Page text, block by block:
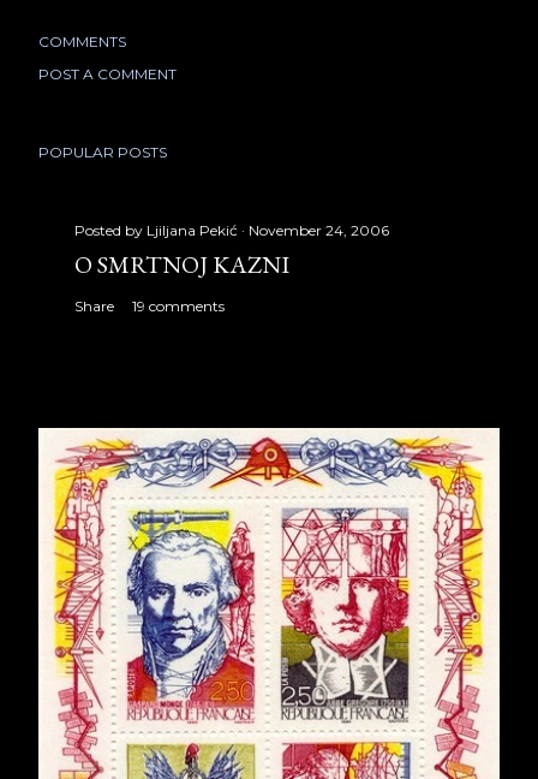
COMMENTS
POST A COMMENT
POPULAR POSTS
Posted by Ljiljana Pekić November 24, 2006
O SMRTNOJ KAZNI
Share 19 comments